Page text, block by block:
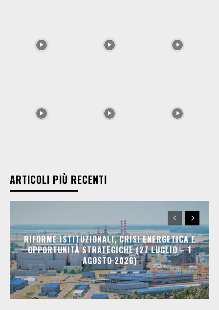
ARTICOLI PIÙ RECENTI
RIFORME ISTITUZIONALI, CRISI ENERGETICA E
OPPORTUNITÀ STRATEGICHE (27 LUGLIO – 1
AGOSTO 2026)